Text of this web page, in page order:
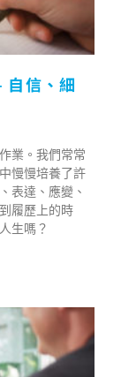
自信、細
業。我們常常
慢慢培養了許
表達、應變、
履歷上的時
生嗎？